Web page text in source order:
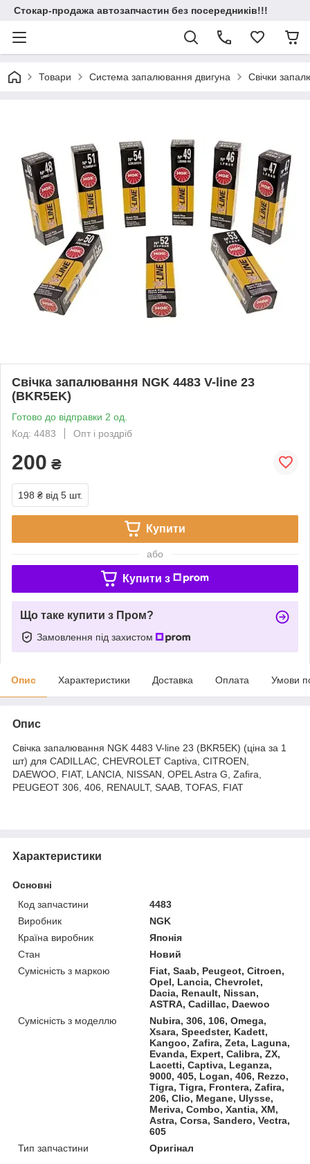
Стокар-продажа автозапчастин без посередників!!!
Товари Система запалювання двигуна Свічки
Свічка запалювання NGK 4483 V-line 23
(BKR5EK)
Готово до відправки 2 од.
Код: 4483
Опт і роздріб
200 ₴
198 ₴ від 5 шт.
Купити
або
Купити з
Що таке купити з Пром?
Замовлення під захистом
Опис Характеристики Доставка Оплата Умови
Опис
Свічка запалювання NGK 4483 V-line 23 (BKR5EK) (ціна за 1
шт) для CADILLAC, CHEVROLET Captiva, CITROEN,
DAEWOO, FIAT, LANCIA, NISSAN, OPEL Astra G, Zafira,
PEUGEOT 306, 406, RENAULT, SAAB, TOFAS, FIAT
Характеристики
Основні
Код запчастини
4483
Виробник
NGK
Країна виробник
Японія
Стан
Новий
Сумісність з маркою
Fiat, Saab, Peugeot, Citroen,
Opel, Lancia, Chevrolet,
Dacia, Renault, Nissan,
ASTRA, Cadillac, Daewoo
Сумісність з моделлю
Nubira, 306, 106, Omega,
Xsara, Speedster, Kadett,
Kangoo, Zafira, Zeta, Laguna,
Evanda, Expert, Calibra, ZX,
Lacetti, Captiva, Leganza,
9000, 405, Logan, 406, Rezzo,
Tigra, Tigra, Frontera, Zafira,
206, Clio, Megane, Ulysse,
Meriva, Combo, Xantia, XM,
Astra, Corsa, Sandero, Vectra,
605
Тип запчастини
Оригінал